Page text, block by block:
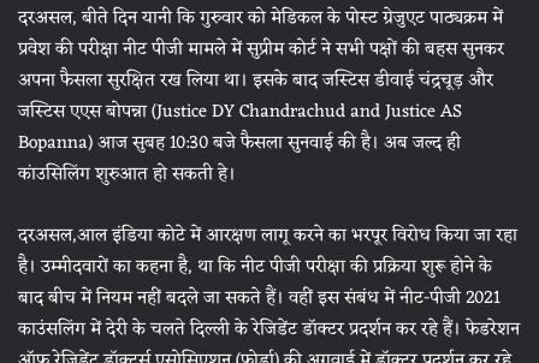
दरअसल, बीते दिन यानी कि गुरुवार को मेडिकल के पोस्ट ग्रेजुएट पाठ्यक्रम में
प्रवेश की परीक्षा नीट पीजी मामले में सुप्रीम कोर्ट ने सभी पक्षों की बहस सुनकर
अपना फैसला सुरक्षित रख लिया था। इसके बाद जस्टिस डीवाई चंद्रचूड़ और
जस्टिस एएस बोपन्ना (Justice DY Chandrachud and Justice AS
Bopanna) आज सुबह 10:30 बजे फैसला सुनवाई की है। अब जल्द ही
कांउसिलिंग शुरुआत हो सकती हे।
दरअसल,आल इंडिया कोटे में आरक्षण लागू करने का भरपूर विरोध किया जा रहा
है। उम्मीदवारों का कहना है, था कि नीट पीजी परीक्षा की प्रक्रिया शुरू होने के
बाद बीच में नियम नहीं बदले जा सकते हैं। वहीं इस संबंध में नीट-पीजी 2021
काउंसलिंग में देरी के चलते दिल्ली के रेजिडेंट डॉक्टर प्रदर्शन कर रहे हैं। फेडरेशन